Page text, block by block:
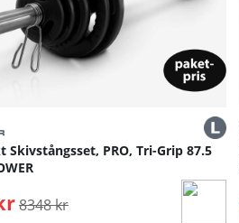
Skivstångsset, PRO, Tri-Grip 87.5
Ordinarie pris:
8348 kr